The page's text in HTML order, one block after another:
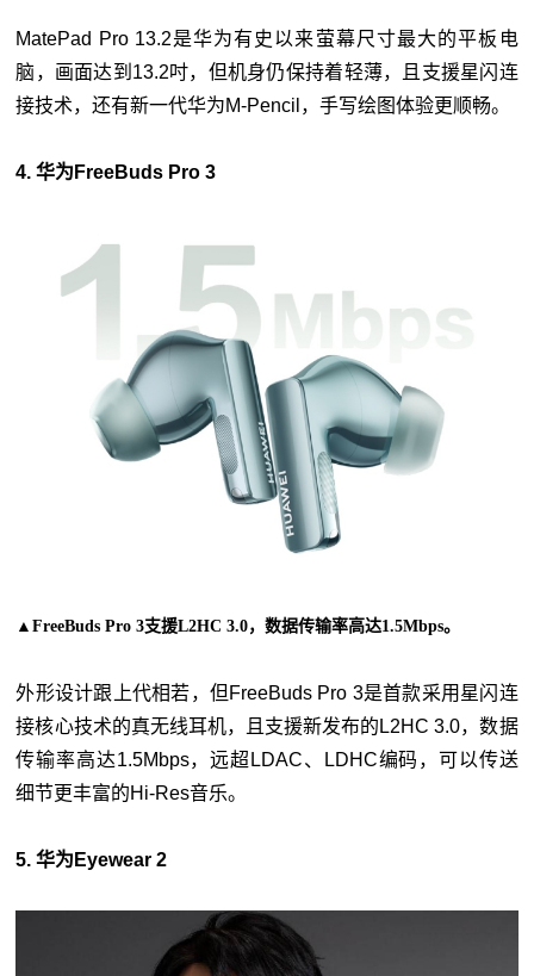
MatePad Pro 13.2是华为有史以来萤幕尺寸最大的平板电
脑，画面达到13.2吋，但机身仍保持着轻薄，且支援星闪连
接技术，还有新一代华为M-Pencil，手写绘图体验更顺畅。
4. 华为FreeBuds Pro 3
▲FreeBuds Pro 3支援L2HC 3.0，数据传输率高达1.5Mbps。
外形设计跟上代相若，但FreeBuds Pro 3是首款采用星闪连
接核心技术的真无线耳机，且支援新发布的L2HC 3.0，数据
传输率高达1.5Mbps，远超LDAC、LDHC编码，可以传送
细节更丰富的Hi-Res音乐。
5. 华为Eyewear 2